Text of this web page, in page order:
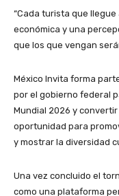
“Cada turista que
económica y una
que los que vengan
México Invita forma
por el gobierno federal
Mundial 2026 y
oportunidad para
y mostrar la diversidad
Una vez concluido el
como una plataforma